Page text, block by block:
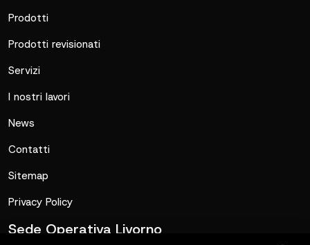
Prodotti
Prodotti revisionati
Servizi
I nostri lavori
News
Contatti
Sitemap
Privacy Policy
Sede Operativa Livorno